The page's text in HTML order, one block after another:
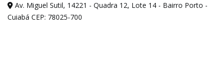
Av. Miguel Sutil, 14221 - Quadra 12, Lote 14 - Bairro Porto -
Cuiabá CEP: 78025-700